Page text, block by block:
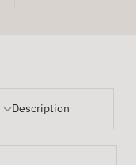
Description